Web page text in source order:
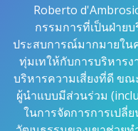
Roberto
กรรมการที่เป็นฝ่าย
ประสบการณ์มากมายใ
ทุ่มเทให้กับการบริหาร
บริหารความเสี่ยงที่ดี ข
ผู้นำแบบมีส่วนร่วม
ในการจัดการการเปลี่